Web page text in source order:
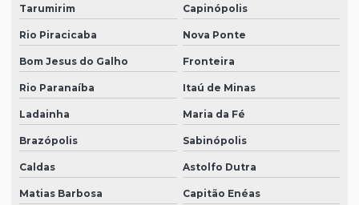
Tarumirim Capinópolis
Rio Piracicaba Nova Ponte
Bom Jesus do Galho Fronteira
Rio Paranaíba Itaú de Minas
Ladainha Maria da Fé
Brazópolis Sabinópolis
Caldas Astolfo Dutra
Matias Barbosa Capitão Enéas